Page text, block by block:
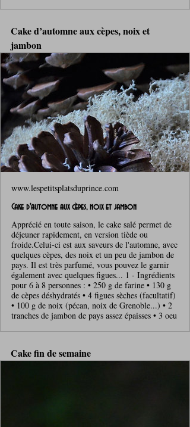
Cake d’automne aux cèpes, noix et
jambon
www.lespetitsplatsduprince.com
Cake d'automne aux cèpes, noix et jambon
Apprécié en toute saison, le cake salé permet de
déjeuner rapidement, en version tiède ou
froide.Celui-ci est aux saveurs de l'automne, avec
quelques cèpes, des noix et un peu de jambon de
pays. Il est très parfumé, vous pouvez le garnir
également avec quelques figues... 1 - Ingrédients
pour 6 à 8 personnes : • 250 g de farine • 130 g
de cèpes déshydratés • 4 figues sèches (facultatif)
• 100 g de noix (pécan, noix de Grenoble...) • 2
tranches de jambon de pays assez épaisses • 3 oeu
Cake fin de semaine